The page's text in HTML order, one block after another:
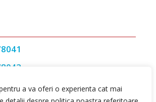
a va oferi o experienta cat mai